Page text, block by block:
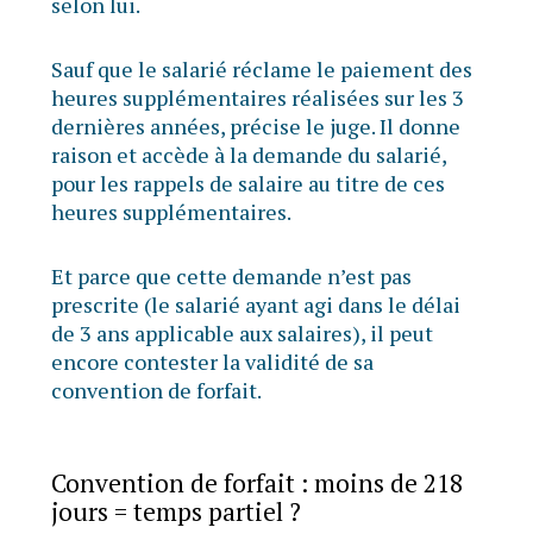
Sauf que le salarié réclame le paiement des
heures supplémentaires réalisées sur les 3
dernières années, précise le juge. Il donne
raison et accède à la demande du salarié,
pour les rappels de salaire au titre de ces
heures supplémentaires.
Et parce que cette demande n’est pas
prescrite (le salarié ayant agi dans le délai
de 3 ans applicable aux salaires), il peut
encore contester la validité de sa
convention de forfait.
Convention de forfait : moins de 218
jours = temps partiel ?